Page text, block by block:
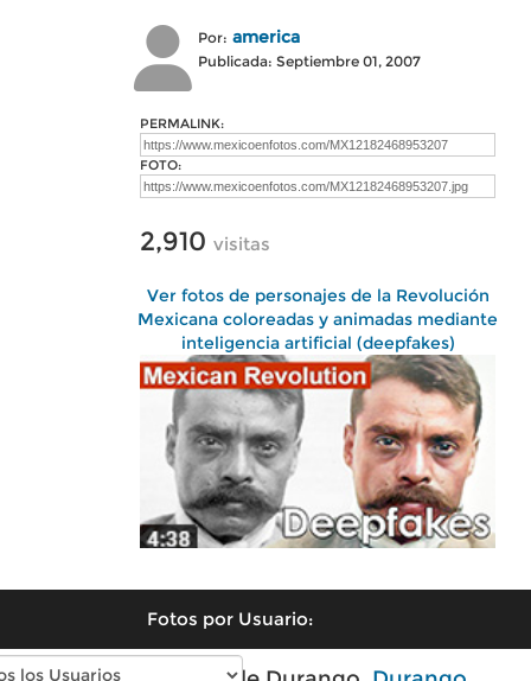
Por: america
Publicada: Septiembre 01, 2007
PERMALINK:
FOTO:
2,910 visitas
Ver fotos de personajes de la Revolución
Mexicana coloreadas y animadas mediante
inteligencia artificial (deepfakes)
Fotos por Usuario: